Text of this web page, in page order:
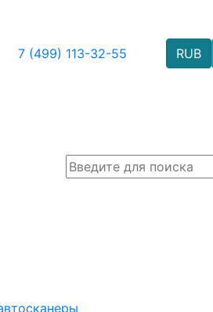
7 (499) 113-32-55 RUB